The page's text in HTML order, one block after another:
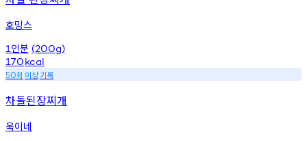
호밍스
1 인분 (200g)
170kcal
50회 이상기록
차돌된장찌개
욱이네